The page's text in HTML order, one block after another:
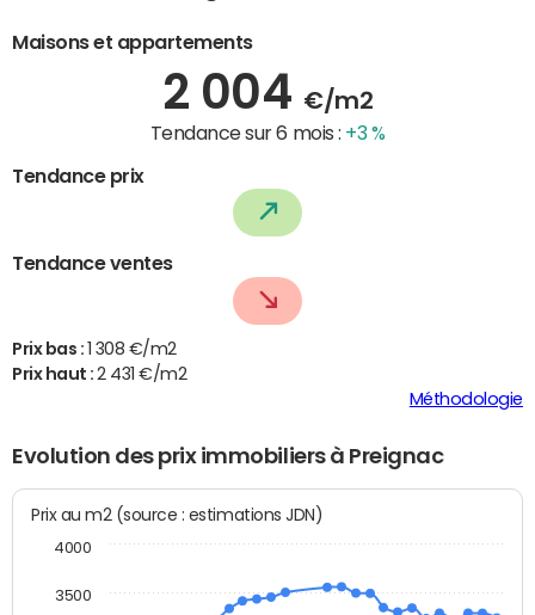
Maisons et appartements
2 004 €/m2
Tendance sur 6 mois : +3 %
Tendance prix
Tendance ventes
Prix bas :
1 308 €/m2
Prix haut :2 431 €/m2
Méthodologie
Evolution des prix immobiliers à Preignac
Prix au m2 (source : estimations JDN)
3500
4000